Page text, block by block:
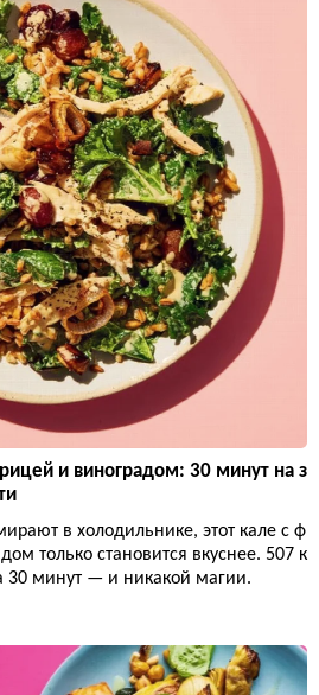
и виноградом: 30 минут на з
в холодильнике, этот кале с ф
только становится вкуснее. 507 к
30 минут — и никакой магии.